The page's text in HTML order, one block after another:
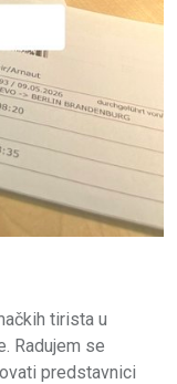
tirista u
Radujem se
predstavnici